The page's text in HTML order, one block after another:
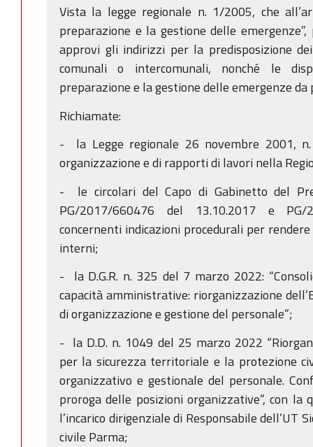
Vista la legge regionale n. 1/2005, che
preparazione e la gestione delle
approvi gli indirizzi per la predisposizione
comunali o intercomunali, nonché le
preparazione e la gestione delle emergenze
Richiamate:
- la Legge regionale 26 novembre 2001,
organizzazione e di rapporti di lavori nella
- le circolari del Capo di Gabinetto del
PG/2017/660476 del 13.10.2017 e PG/
concernenti indicazioni procedurali per
interni;
- la D.G.R. n. 325 del 7 marzo 2022:
capacità amministrative: riorganizzazione
di organizzazione e gestione del personale”;
- la D.D. n. 1049 del 25 marzo 2022
per la sicurezza territoriale e la protezione
organizzativo e gestionale del personale.
proroga delle posizioni organizzative”, con
l’incarico dirigenziale di Responsabile dell’UT
civile Parma;